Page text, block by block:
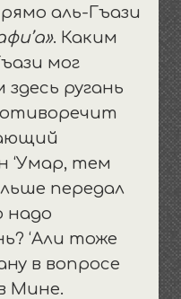
аль-Гъази
. Каким
мог
ругань
‘Умар, тем
передал
надо
‘Али тоже
в вопросе
Мине.